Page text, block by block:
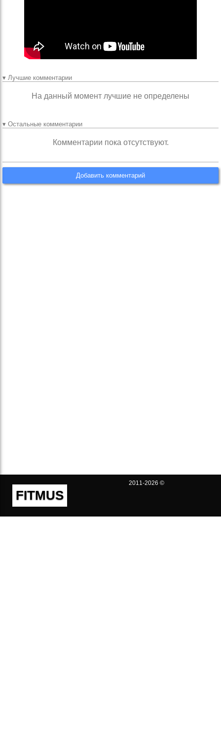
▾ Лучшие комментарии
На данный момент лучшие не определены
▾ Остальные комментарии
Комментарии пока отсутствуют.
Добавить комментарий
FITMUS
2011-2026 ©